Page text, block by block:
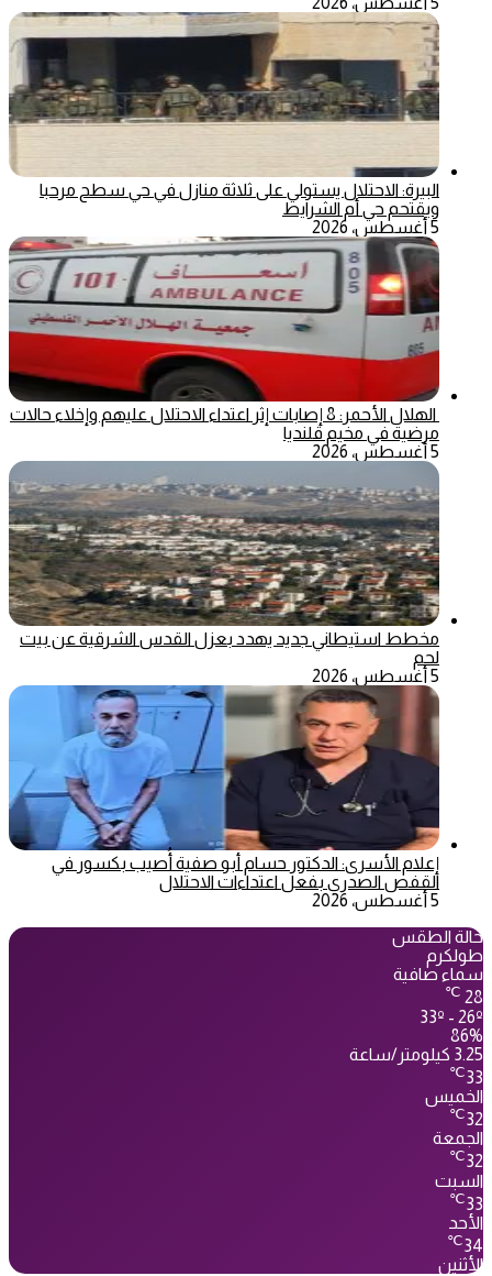
البيرة: الاحتلال يستولي على ثلاثة منازل في حي سطح مرحبا
ويقتحم حي أم الشرايط
5 أغسطس، 2026
الهلال الأحمر: 8 إصابات إثر اعتداء الاحتلال عليهم وإخلاء حالات
مرضية في مخيم قلنديا
5 أغسطس، 2026
مخطط استيطاني جديد يهدد بعزل القدس الشرقية عن بيت
لحم
5 أغسطس، 2026
إعلام الأسرى: الدكتور حسام أبو صفية أُصيب بكسور في
القفص الصدري بفعل اعتداءات الاحتلال
5 أغسطس، 2026
حالة الطقس
طولكرم
سماء صافية
28
℃
33º - 26º
86%
3.25 كيلومتر/ساعة
33
℃
الخميس
32
℃
الجمعة
32
℃
السبت
33
℃
الأحد
34
℃
الأثنين